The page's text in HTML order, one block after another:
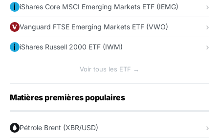
iShares Core MSCI Emerging Markets ETF (IEMG)
Vanguard FTSE Emerging Markets ETF (VWO)
iShares Russell 2000 ETF (IWM)
Voir tous les ETF →
Matières premières populaires
Pétrole Brent (XBR/USD)